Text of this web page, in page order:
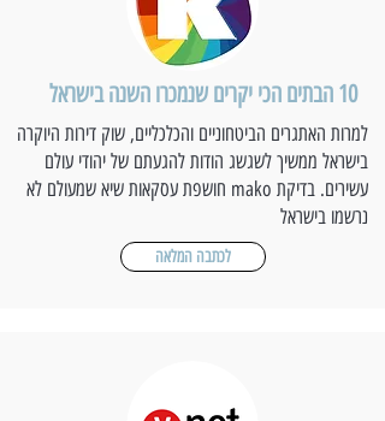
10 הבתים הכי יקרים שנמכרו השנה בישראל
למרות האתגרים הביטחוניים והכלכליים, שוק דירות היוקרה
בישראל ממשיך לשגשג הודות להגעתם של יהודי עולם
עשירים. בדיקת mako חושפת עסקאות שיא שמעולם לא
נרשמו בישראל
לכתבה המלאה